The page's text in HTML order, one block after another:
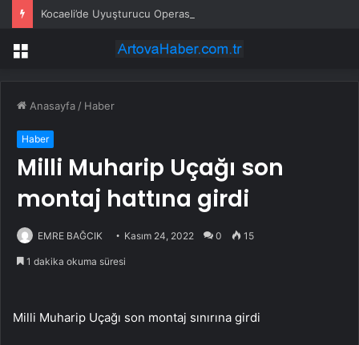
Menü
Anasayfa / Haber
Haber
Milli Muharip Uçağı son
montaj hattına girdi
EMRE BAĞCIK Kasım 24, 2022 0 15
1 dakika okuma süresi
Milli Muharip Uçağı son montaj sınırına girdi